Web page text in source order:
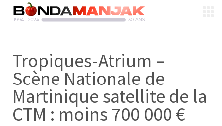
Tropiques-Atrium –
Scène Nationale de
Martinique satellite de la
CTM : moins 700 000 €